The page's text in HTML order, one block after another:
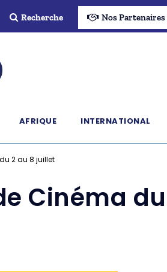
Recherche Nos Partenaires
AFRIQUE INTERNATIONAL
2 au 8 juillet
Cinéma